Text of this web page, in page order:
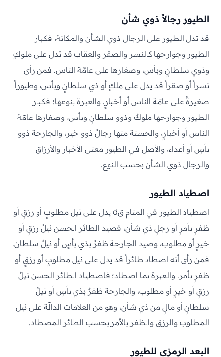
الطيور رجالاً ذوي شأن
قد تدل الطيور على الرجال ذوي الشأن والمكانة، فكبار
الطيور وجوارحها كالنسر والصقر والعقاب قد تدل على ملوكٍ
وذوي سلطانٍ وبأس، وصغارها على عامّة الناس. فمن رأى
نسراً أو صقراً قد يدل على ملكٍ أو ذي سلطانٍ وبأس، وطيوراً
صغيرةً على عامّة الناس أو أخبارٍ. والعبرة بنوعها؛ فكبار
الطيور وجوارحها ملوكٌ وذوو سلطانٍ وبأس، وصغارها عامّة
الناس أو أخبارٍ، والحسنة منها رجالٌ ذوو خير، والجارحة ذوو
بأسٍ أو أعداء، والأصل في الطيور معنى الأخبار والأرزاق
والرجال ذوي الشأن بحسب النوع.
اصطياد الطيور
اصطياد الطيور في المنام قd يدل على نيل مطلوبٍ أو رزقٍ أو
ظفرٍ بأمرٍ أو رجلٍ ذي شأن، فصيد الطائر الحسن نيلُ رزقٍ أو
خيرٍ أو مطلوب، وصيد الجارحة ظفرٌ بذي بأسٍ أو نيلُ سلطان.
فمن رأى أنه اصطاد طائراً قد يدل على نيل مطلوبٍ أو رزقٍ أو
ظفرٍ بأمر. والعبرة بما اصطاد؛ فاصطياد الطائر الحسن نيلُ
رزقٍ أو خيرٍ أو مطلوب، والجارحة ظفرٌ بذي بأسٍ أو نيلُ
سلطانٍ أو مالٍ من ذي شأن، وهو من العلامات الدالّة على نيل
المطلوب والرزق والظفر بالأمر بحسب الطائر المصطاد.
البعد الرمزي للطيور